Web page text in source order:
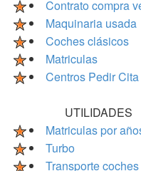
Contrato compra
Maquinaria usada
Coches clásicos
Matriculas
Centros Pedir
UTILIDADES
Matriculas por
Turbo
Transporte coches